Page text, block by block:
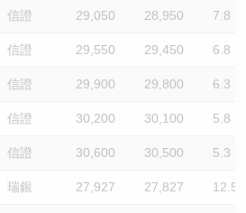
信證 29,050 28,950 7.8
信證 29,550 29,450 6.8
信證 29,900 29,800 6.3
信證 30,200 30,100 5.8
信證 30,600 30,500 5.3
瑞銀 27,927 27,827 12.5